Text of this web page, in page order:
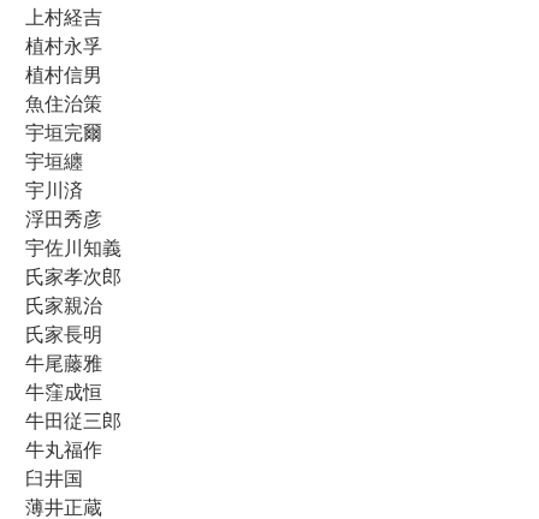
上村経吉
植村永孚
植村信男
魚住治策
宇垣完爾
宇垣纏
宇川済
浮田秀彦
宇佐川知義
氏家孝次郎
氏家親治
氏家長明
牛尾藤雅
牛窪成恒
牛田従三郎
牛丸福作
臼井国
薄井正蔵